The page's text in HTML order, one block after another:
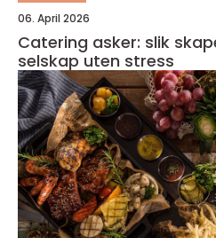
06. April 2026
Catering asker: slik
selskap uten stress